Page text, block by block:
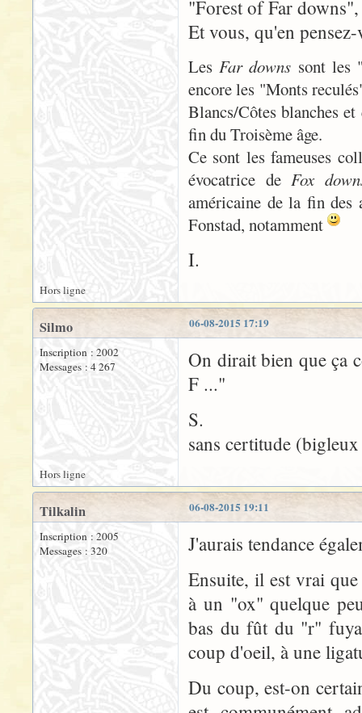
"Forest of Far
Et vous, qu'en pensez-
Les Far downs sont les
encore les "Monts
Blancs/Côtes blanches
fin du Troisème âge.
Ce sont les fameuses
évocatrice de Fox
américaine de la fin des
Fonstad, notamment
I.
Hors ligne
06-08-2015 17:19
Silmo
Inscription : 2002
Messages : 4 267
On dirait bien que ça
F ..."
S.
sans certitude
Hors ligne
06-08-2015 19:11
Tilkalin
Inscription : 2005
Messages : 320
J'aurais tendance
Ensuite, il est vrai
à un "ox" quelque
bas du fût du "r"
coup d'oeil, à une
Du coup, est-on